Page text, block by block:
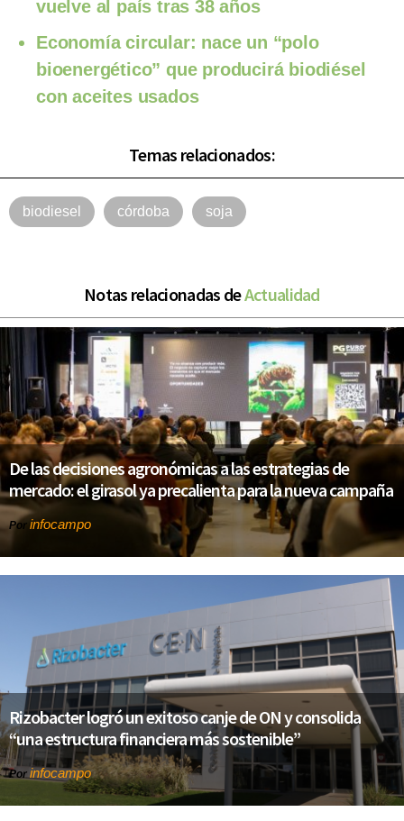
vuelve al país tras 38 años
Economía circular: nace un “polo
bioenergético” que producirá biodiésel
con aceites usados
Temas relacionados:
biodiesel córdoba soja
Notas relacionadas deActualidad
De las decisiones agronómicas a las estrategias de
mercado: el girasol ya precalienta para la nueva campaña
Por infocampo
Rizobacter logró un exitoso canje de ON y consolida
“una estructura financiera más sostenible”
Por infocampo